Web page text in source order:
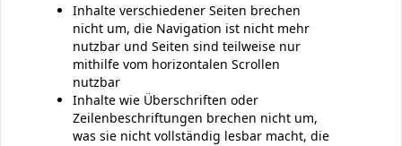
Inhalte verschiedener Seiten brechen
nicht um, die Navigation ist nicht mehr
nutzbar und Seiten sind teilweise nur
mithilfe vom horizontalen Scrollen
nutzbar
Inhalte wie Überschriften oder
Zeilenbeschriftungen brechen nicht um,
was sie nicht vollständig lesbar macht, die